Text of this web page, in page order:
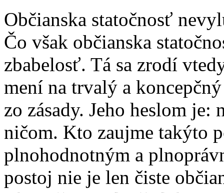
Občianska statočnosť
Čo však občianska
zbabelosť. Tá sa zrodí
mení na trvalý a
zo zásady. Jeho heslom
ničom. Kto zaujme takýto
plnohodnotným a
postoj nie je len čiste